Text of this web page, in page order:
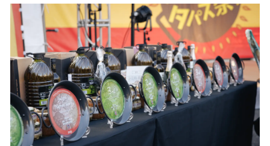
数
を
読
み
込
み
中
で
す